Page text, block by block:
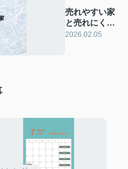
売れやすい家
と売れにくい
家の違いと
2026.02.05